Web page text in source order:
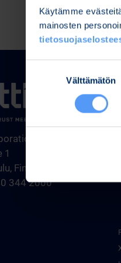
Käytämme
mainosten
valinta
Välttämätön
1
Finland
344 2000